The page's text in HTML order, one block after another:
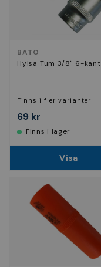
BATO
Hylsa Tum 3/8" 6-kant
Finns i fler varianter
69 kr
Finns i lager
Visa